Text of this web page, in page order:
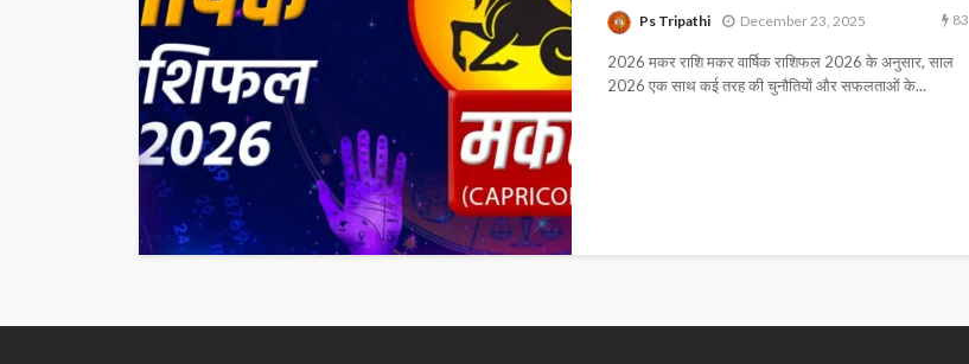
Ps Tripathi December 23, 2025 83
2026 मकर राशि मकर वार्षिक राशिफल 2026 के अनुसार, साल
2026 एक साथ कई तरह की चुनौतियों और सफलताओं के...